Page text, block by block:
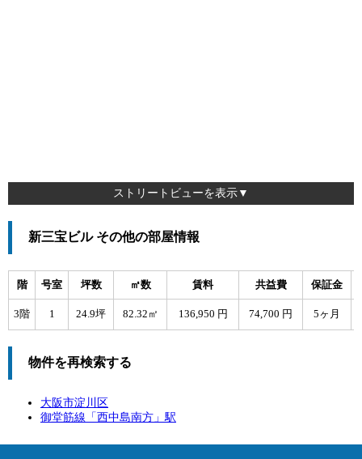
ストリートビューを表示▼
新三宝ビル その他の部屋情報
階 号室 坪数 ㎡数 賃料 共益費 保証金
3階 1 24.9坪 82.32㎡ 136,950 円 74,700 円 5ヶ月
物件を再検索する
大阪市淀川区
御堂筋線「西中島南方 」駅